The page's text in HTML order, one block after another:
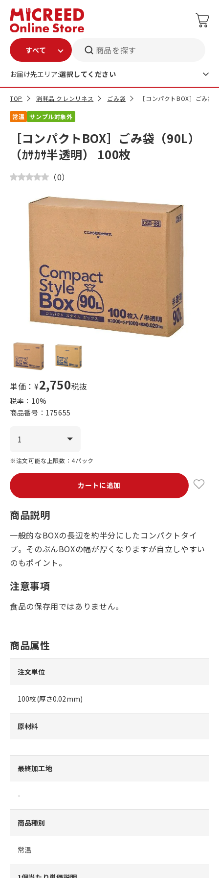
商品を探す
お届け先エリア:選択してください
TOP 消耗品 クレンリネス ごみ袋 ［コンパクトBOX］ごみ
常温 サンプル対象外
［コンパクトBOX］ごみ袋（90L）
（ｶｻｶｻ半透明） 100枚
（0）
単価：¥2,750税抜
税率： 10%
商品番号： 175655
※注文可能な上限数：4パック
カートに追加
商品説明
一般的なBOXの長辺を約半分にしたコンパクトタイ
プ。そのぶんBOXの幅が厚くなりますが自立しやすい
のもポイント。
注意事項
食品の保存用ではありません。
商品属性
注文単位
100枚(厚さ0.02mm)
原材料
最終加工地
-
商品種別
常温